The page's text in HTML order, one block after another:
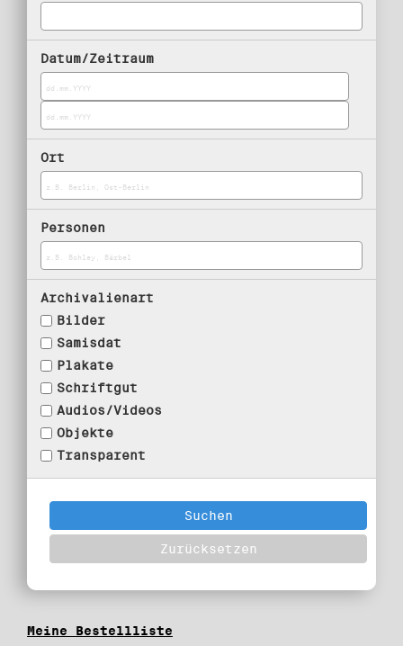
Datum/Zeitraum
Ort
Personen
Archivalienart
Bilder
Samisdat
Plakate
Schriftgut
Audios/Videos
Objekte
Transparent
Meine Bestellliste